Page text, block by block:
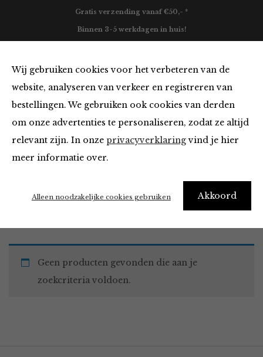
Wij gebruiken cookies voor het verbeteren van de
website, analyseren van verkeer en registreren van
bestellingen. We gebruiken ook cookies van derden
om onze advertenties te personaliseren, zodat ze altijd
relevant zijn. In onze privacyverklaringvind je hier
meer informatie over.
Akkoord
Alleen noodzakelijke cookies gebruiken
Gratis verzending vanaf €50,- *
Binnen 3-5 werkdagen in huis!
Must Haves
Home Winkel Accessoires Must Haves
Geen producten gevonden die aan je
zoekcriteria voldoen.